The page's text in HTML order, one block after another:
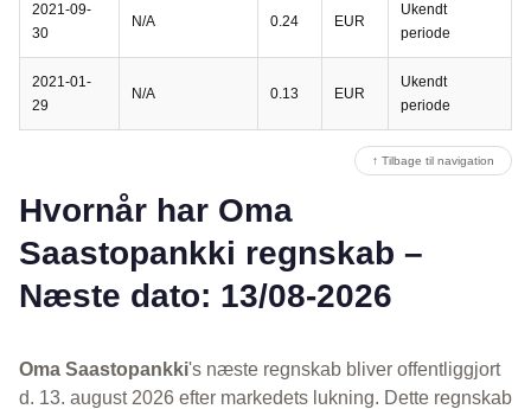
2021-09-
30
N/A 0.24 EUR
Ukendt
periode
2021-01-
29
N/A 0.13 EUR
Ukendt
periode
↑ Tilbage til navigation
Hvornår har Oma
Saastopankki regnskab –
Næste dato: 13/08-2026
Oma Saastopankki's næste regnskab bliver offentliggjort
d. 13. august 2026 efter markedets lukning. Dette regnskab